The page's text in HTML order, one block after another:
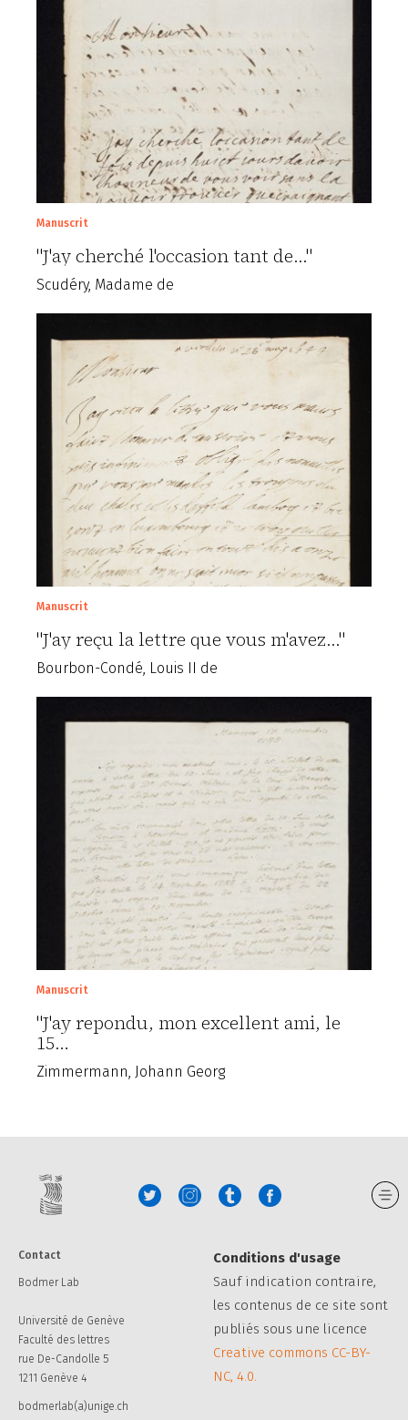
Manuscrit
"J'ay cherché l'occasion tant de..."
Scudéry, Madame de
Manuscrit
"J'ay reçu la lettre que vous m'avez..."
Bourbon-Condé, Louis II de
Manuscrit
"J'ay repondu, mon excellent ami, le
15…
Zimmermann, Johann Georg
Contact
Bodmer Lab
Université de Genève
Faculté des lettres
rue De-Candolle 5
1211 Genève 4
bodmerlab(a)unige.ch
Conditions d'usage
Sauf indication contraire,
les contenus de ce site sont
publiés sous une licence
Creative commons CC-BY-
NC, 4.0.